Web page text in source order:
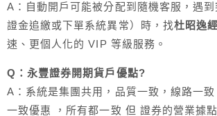
A：自動開戶可能被分配到隨機客服，遇
證金追繳或下單系統異常）時，找杜昭逸
速、更個人化的 VIP 等級服務。
Q：永豐證券開期貨戶優點?
A：系統是集團共用，品質一致，線路一
一致優惠 ，所有都一致 但 證券的營業據